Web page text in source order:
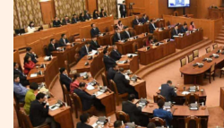
Бүртгүүлэх
Бизнес
хөгжил
Leaderships
forum
ФОТО
УРЛАГ